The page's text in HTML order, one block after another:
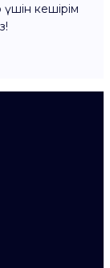
үшін кешірім